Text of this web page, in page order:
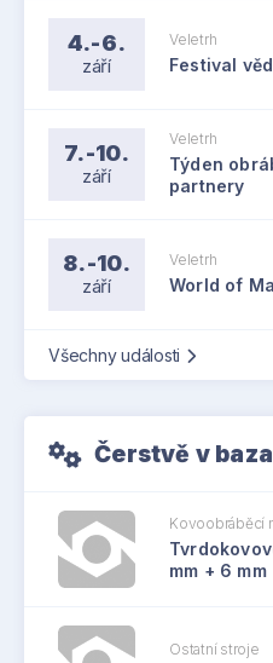
4.-6.
září
Veletrh
Festival
7.-10.
září
Veletrh
Týden
partnery
8.-10.
září
Veletrh
World of
Všechny události
Čerstvě v
Kovoobráběcí
mm + 6 mm
Ostatní stroje